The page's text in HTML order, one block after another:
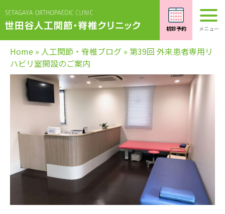
Home » 人工関節・脊椎ブログ » 第39回 外来患者専用リ
ハビリ室開設のご案内